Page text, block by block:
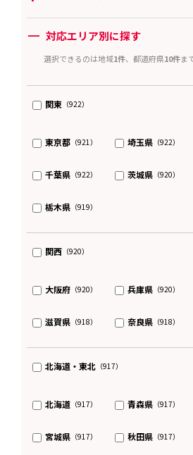
ー 対応エリア別に探す
選択できるのは地域1件、都道府県10件ま
関東（922）
東京都（921） 埼玉県 （922）
千葉県（922） 茨城県 （920）
栃木県（919）
関西（920）
大阪府（920） 兵庫県 （920）
滋賀県（918） 奈良県 （918）
北海道・東北（917）
北海道（917） 青森県 （917）
宮城県（917） 秋田県 （917）